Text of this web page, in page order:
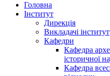
Головна
Інститут
Дирекція
Викладачі
Кафедри
Кафедра
історичної
Кафедра